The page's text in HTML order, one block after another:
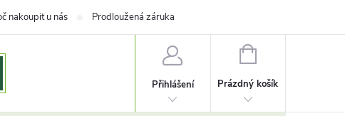
nakoupit u nás Prodloužená záruka
Přihlášení
NÁKUPNÍ
Prázdný košík